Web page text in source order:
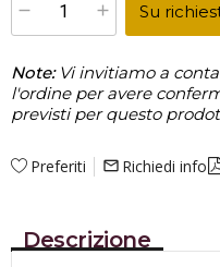
Su
Note: Vi invitiamo a
l'ordine per avere
previsti per questo
Preferiti mail_outline Richiedi info
Descrizione